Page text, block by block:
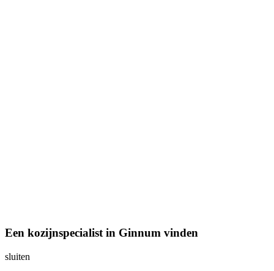
Een kozijnspecialist in Ginnum vinden
sluiten